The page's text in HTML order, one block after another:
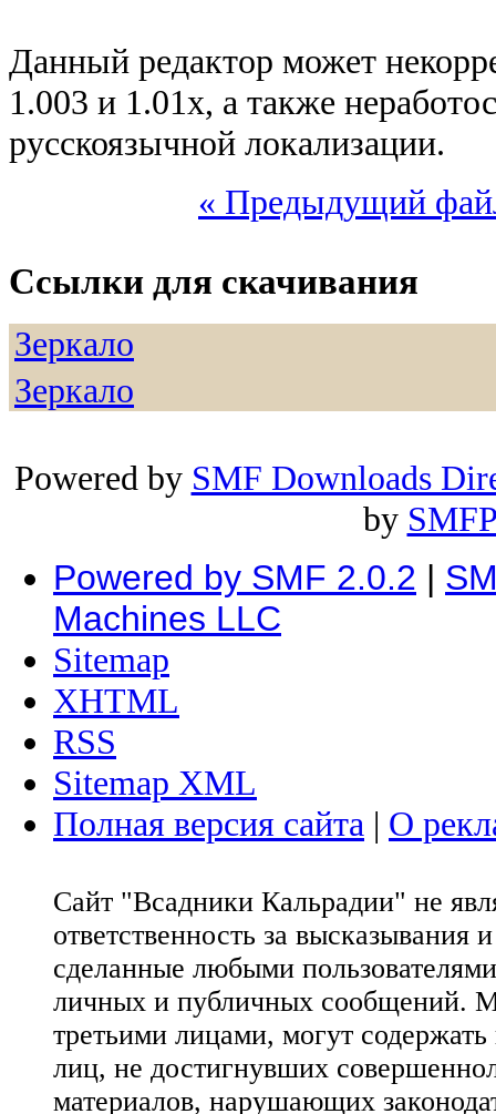
Данный редактор может
1.003 и 1.01х, а также
русскоязычной локализации.
« Предыдущий
Ссылки для скачивания
Зеркало
Зеркало
Powered by SMF Downloads
by
Powered by SMF 2.0.2 |
Machines LLC
Sitemap
XHTML
RSS
Sitemap XML
Полная версия сайта | О
Сайт "Всадники Кальрадии" не
ответственность за
сделанные любыми
личных и публичных сообщений.
третьими лицами, могут
лиц, не достигнувших
материалов, нарушающих